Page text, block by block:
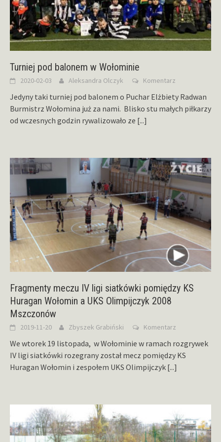
Turniej pod balonem w Wołominie
2020-02-03 Aleksandra Olczyk Komentarz
Jedyny taki turniej pod balonem o Puchar Elżbiety Radwan
Burmistrz Wołomina już za nami. Blisko stu małych piłkarzy
od wczesnych godzin rywalizowało ze [...]
Fragmenty meczu IV ligi siatkówki pomiędzy KS
Huragan Wołomin a UKS Olimpijczyk 2008
Mszczonów
2019-11-20 Zbyszek Grabiński Komentarz
We wtorek 19 listopada, w Wołominie w ramach rozgrywek
IV ligi siatkówki rozegrany został mecz pomiędzy KS
Huragan Wołomin i zespołem UKS Olimpijczyk [...]